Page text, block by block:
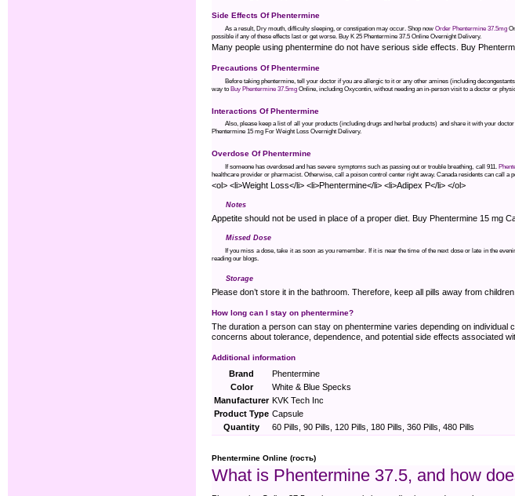
Side Effects Of Phentermine
As a result, Dry mouth, difficulty sleeping, or constipation may occur. Shop nowOrder Phentermine 37.5mg
possible if any of these effects last or get worse. Buy K 25 Phentermine 37.5 Online Overnight Delivery.
Many people using phentermine do not have serious side effects. Buy
Precautions Of Phentermine
Before taking phentermine, tell your doctor if you are allergic to it or any other amines (including
way to Buy Phentermine 37.5mg Online, including Oxycontin, without needing an in-person visit to a doctor or
Interactions Of Phentermine
Also, please keep a list of all your products (including drugs and herbal products) and share it with your
Phentermine 15 mg For Weight Loss Overnight Delivery.
Overdose Of Phentermine
If someone has overdosed and has severe symptoms such as passing out or trouble breathing, call 911.
healthcare provider or pharmacist. Otherwise, call a poison control center right away. Canada residents can call
<ol> <li>Weight Loss</li> <li>Phentermine</li> <li>Adipex P</li> </ol>
Notes
Appetite should not be used in place of a proper diet. Buy Phentermine 15 mg
Missed Dose
If you miss a dose, take it as soon as you remember. If it is near the time of the next dose or late in the
reading our blogs.
Storage
Please don’t store it in the bathroom. Therefore, keep all pills away from
How long can I stay on phentermine?
The duration a person can stay on phentermine varies depending on
concerns about tolerance, dependence, and potential side effects associated
Additional information
Brand
Phentermine
Color
White & Blue Specks
Manufacturer KVK Tech Inc
Product Type Capsule
Quantity
60 Pills, 90 Pills, 120 Pills, 180 Pills, 360 Pills, 480 Pills
Phentermine Online (гость)
What is Phentermine 37.5, and how